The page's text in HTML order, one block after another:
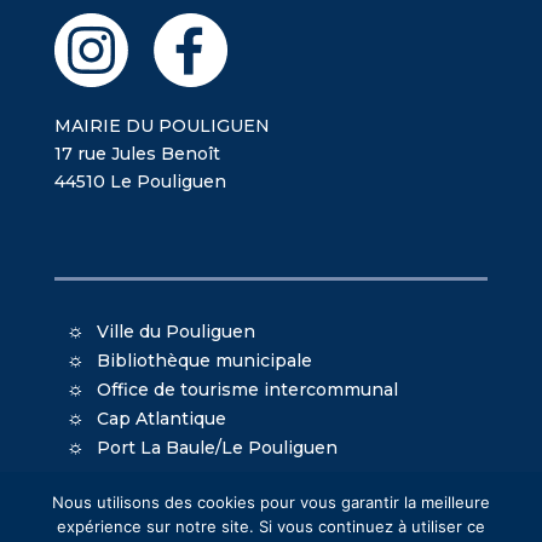
MAIRIE DU POULIGUEN
17 rue Jules Benoît
44510 Le Pouliguen
Ville du Pouliguen
Bibliothèque municipale
Office de tourisme intercommunal
Cap Atlantique
Port La Baule/Le Pouliguen
Nous utilisons des cookies pour vous garantir la meilleure
expérience sur notre site. Si vous continuez à utiliser ce